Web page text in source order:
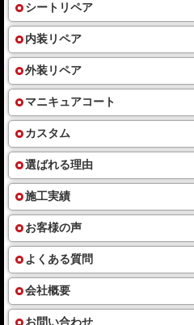
シートリペア
内装リペア
外装リペア
マニキュアコート
カスタム
選ばれる理由
施工実績
お客様の声
よくある質問
会社概要
お問い合わせ